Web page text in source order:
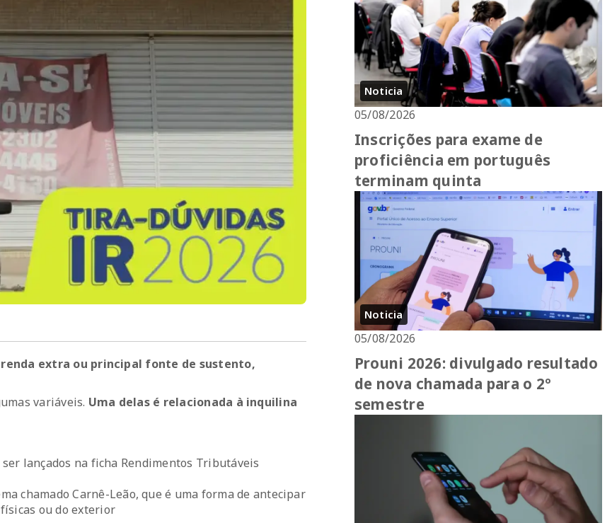
extra ou principal fonte de sustento,
variáveis. Uma delas é relacionada à inquilina
lançados na ficha Rendimentos Tributáveis
chamado Carnê-Leão, que é uma forma de antecipar
ou do exterior
Noticia
05/08/2026
Inscrições para exame de
proficiência em português
terminam quinta
Noticia
05/08/2026
Prouni 2026: divulgado resultado
de nova chamada para o 2º
semestre